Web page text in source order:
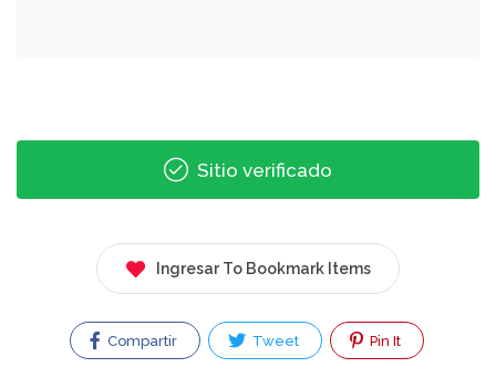
Sitio verificado
Ingresar To Bookmark Items
Compartir Tweet Pin It